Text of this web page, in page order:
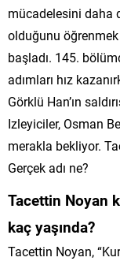
mücadelesini daha
olduğunu
başladı. 145.
adımları hız
Görklü Han’ın
Izleyiciler, Osman
merakla bekliyor.
Gerçek adı ne?
Tacettin Noyan
kaç yaşında?
Tacettin Noyan,